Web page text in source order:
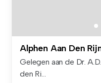
Alphen Aan Den
Gelegen aan de Dr.
den Ri...